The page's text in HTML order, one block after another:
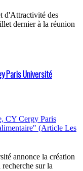
d'Attractivité des
dernier à la réunion
Paris Université
annonce la création
sur la